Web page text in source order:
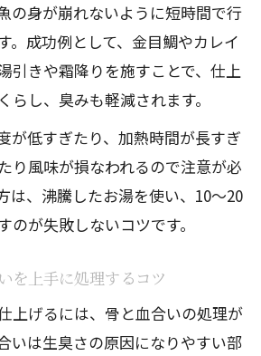
の身が崩れないように短時間で行
。成功例として、金目鯛やカレイ
引きや霜降りを施すことで、仕上
らし、臭みも軽減されます。
が低すぎたり、加熱時間が長すぎ
り風味が損なわれるので注意が必
は、沸騰したお湯を使い、10〜20
のが失敗しないコツです。
を上手に処理するコツ
上げるには、骨と血合いの処理が
いは生臭さの原因になりやすい部